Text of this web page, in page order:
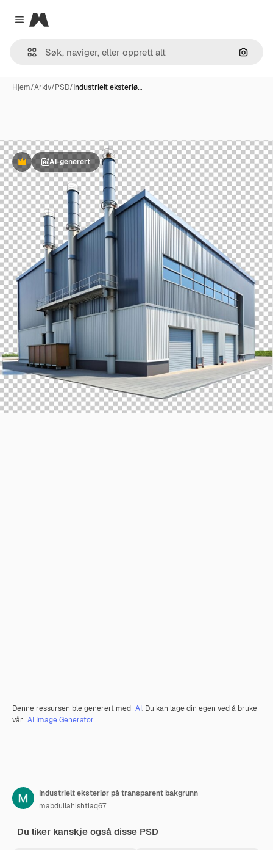
Close menu
Magnific
Søk
Hjem/Arkiv/PSD/Industrielt eksteriø…
PremiumAI-generert
Denne ressursen ble generert med AI. Du kan lage din egen ved å bruke
vår AI Image Generator.
Industrielt eksteriør på transparent bakgrunn
mabdullahishtiaq67
Du liker kanskje også disse PSD